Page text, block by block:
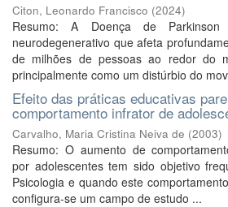
Citon, Leonardo Francisco (2024)
Resumo: A Doença de
neurodegenerativo que afeta
de milhões de pessoas ao redor do
principalmente como um distúrbio do
Efeito das práticas educativas
comportamento infrator de
Carvalho, Maria Cristina Neiva de (2003)
Resumo: O aumento de
por adolescentes tem sido objetivo
Psicologia e quando este
configura-se um campo de estudo ...